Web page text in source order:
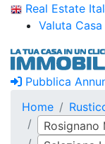
Real Estate
Valuta Casa
Pubblica
Home
Rosignano